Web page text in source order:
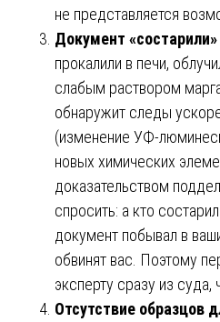
не представляется
Документ
прокалили в печи,
слабым раствором
обнаружит следы
(изменение УФ-
новых химических
доказательством
спросить: а кто
документ побывал в
обвинят вас. Поэтому
эксперту сразу из суда,
Отсутствие образцов